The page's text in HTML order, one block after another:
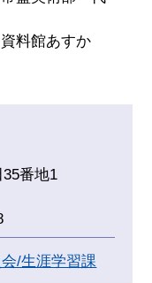
料館あすか
番地1
/生涯学習課